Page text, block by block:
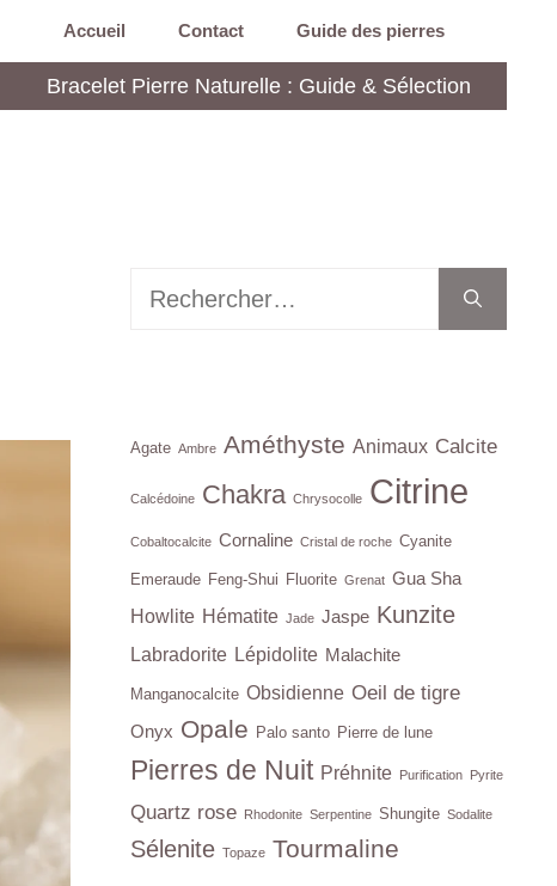
Accueil Contact Guide des pierres
Bracelet Pierre Naturelle : Guide & Sélection
Rechercher :
Agate Ambre Améthyste Animaux Calcite
Calcédoine Chakra Chrysocolle Citrine
Cobaltocalcite Cornaline Cristal de roche Cyanite
Emeraude Feng-Shui Fluorite Grenat Gua Sha
Howlite Hématite Jade Jaspe Kunzite
Labradorite Lépidolite Malachite
Manganocalcite Obsidienne Oeil de tigre
Onyx Opale Palo santo Pierre de lune
Pierres de Nuit Préhnite Purification Pyrite
Quartz rose Rhodonite Serpentine Shungite Sodalite
Sélenite Topaze Tourmaline